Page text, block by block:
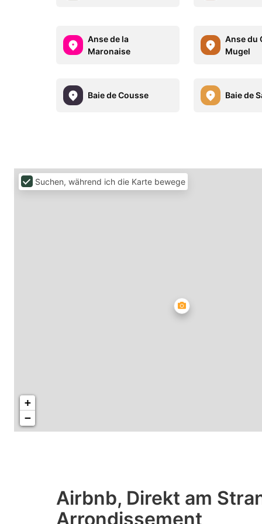
Anse de la
Maronaise
Anse du
Mugel
Baie de Cousse Baie de
+
−
Suchen, während ich die Karte bewege
Airbnb, Direkt am
Arrondissement